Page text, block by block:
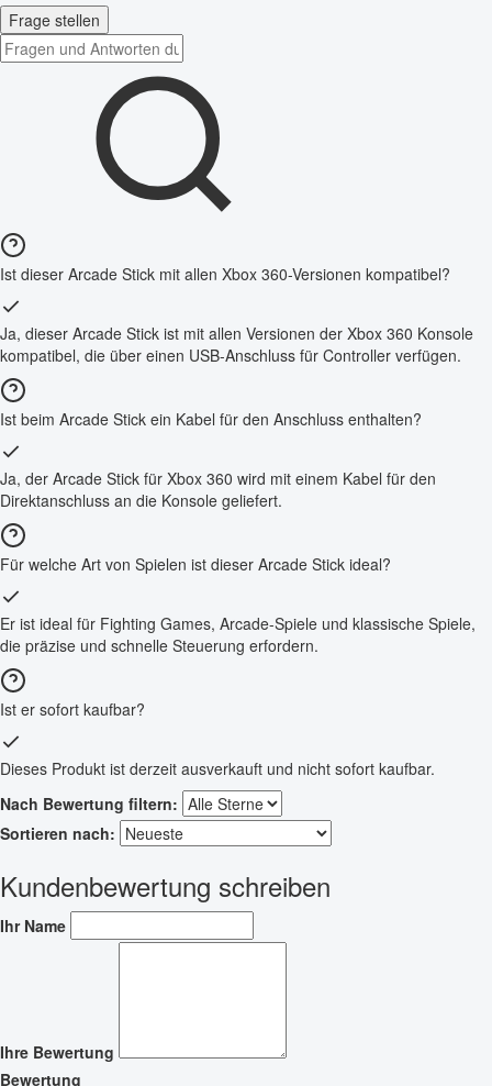
Frage stellen
Ist dieser Arcade Stick mit allen Xbox 360-Versionen kompatibel?
Ja, dieser Arcade Stick ist mit allen Versionen der Xbox 360 Konsole
kompatibel, die über einen USB-Anschluss für Controller verfügen.
Ist beim Arcade Stick ein Kabel für den Anschluss enthalten?
Ja, der Arcade Stick für Xbox 360 wird mit einem Kabel für den
Direktanschluss an die Konsole geliefert.
Für welche Art von Spielen ist dieser Arcade Stick ideal?
Er ist ideal für Fighting Games, Arcade-Spiele und klassische Spiele,
die präzise und schnelle Steuerung erfordern.
Ist er sofort kaufbar?
Dieses Produkt ist derzeit ausverkauft und nicht sofort kaufbar.
Nach Bewertung filtern:
Sortieren nach:
Kundenbewertung schreiben
Ihr Name
Ihre Bewertung
Bewertung